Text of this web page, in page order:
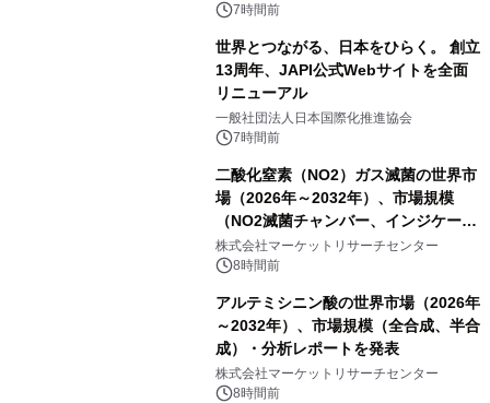
7時間前
世界とつながる、日本をひらく。 創立
13周年、JAPI公式Webサイトを全面
リニューアル
一般社団法人日本国際化推進協会
7時間前
二酸化窒素（NO2）ガス滅菌の世界市
場（2026年～2032年）、市場規模
（NO2滅菌チャンバー、インジケータ
ーおよびモニタリングシステム、その
他）・分析レポートを発表
株式会社マーケットリサーチセンター
8時間前
アルテミシニン酸の世界市場（2026年
～2032年）、市場規模（全合成、半合
成）・分析レポートを発表
株式会社マーケットリサーチセンター
8時間前